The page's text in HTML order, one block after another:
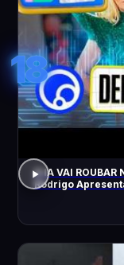
18
A IA VAI
Rodrigo